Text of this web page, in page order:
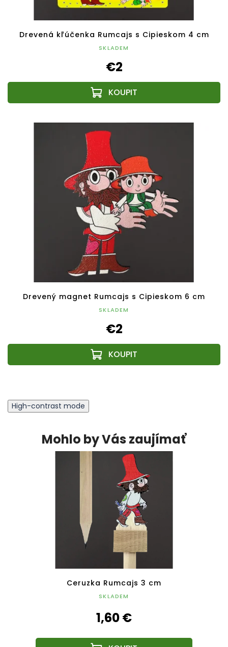
Drevená kľúčenka Rumcajs s Cipieskom 4 cm
SKLADEM
€2
Drevený magnet Rumcajs s Cipieskom 6 cm
SKLADEM
€2
High-contrast mode
Mohlo by Vás zaujímať
Ceruzka Rumcajs 3 cm
SKLADEM
1,60 €